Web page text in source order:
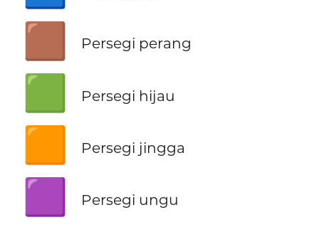
🟫 Persegi perang
🟩 Persegi hijau
🟧 Persegi jingga
🟪 Persegi ungu